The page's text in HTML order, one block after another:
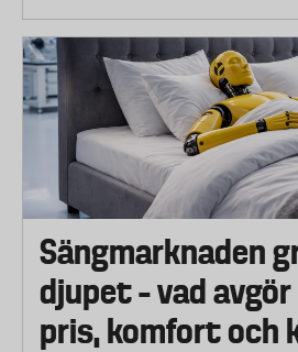
Sängmarknaden
djupet – vad
pris, komfort och